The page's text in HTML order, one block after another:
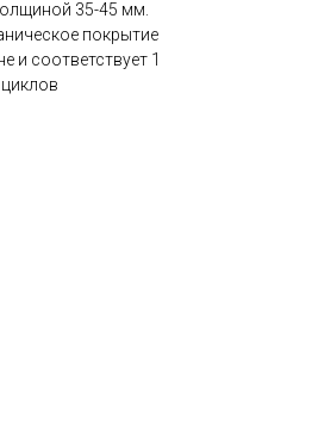
35-45 мм.
покрытие
и соответствует 1